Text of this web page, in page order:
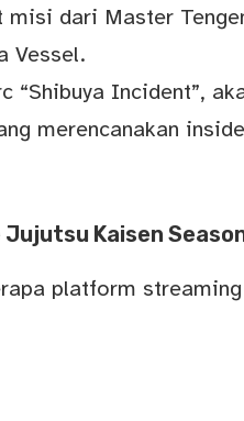
misi dari Master
Vessel.
“Shibuya Incident”,
merencanakan
Kaisen
platform